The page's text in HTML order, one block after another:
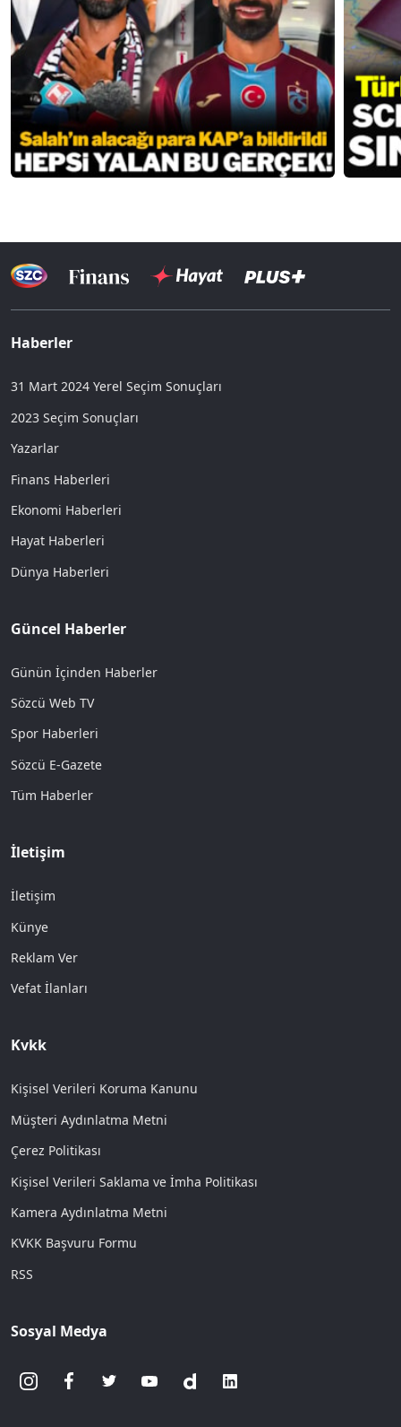
Haberler
31 Mart 2024 Yerel Seçim Sonuçları
2023 Seçim Sonuçları
Yazarlar
Finans Haberleri
Ekonomi Haberleri
Hayat Haberleri
Dünya Haberleri
Güncel Haberler
Günün İçinden Haberler
Sözcü Web TV
Spor Haberleri
Sözcü E-Gazete
Tüm Haberler
İletişim
İletişim
Künye
Reklam Ver
Vefat İlanları
Kvkk
Kişisel Verileri Koruma Kanunu
Müşteri Aydınlatma Metni
Çerez Politikası
Kişisel Verileri Saklama ve İmha Politikası
Kamera Aydınlatma Metni
KVKK Başvuru Formu
RSS
Sosyal Medya